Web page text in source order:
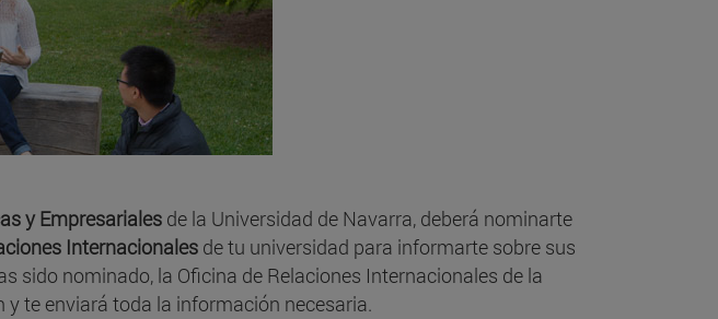
y Empresariales de la Universidad de Navarra, deberá nominarte
Internacionales de tu universidad para informarte sobre sus
sido nominado, la Oficina de Relaciones Internacionales de la
te enviará toda la información necesaria.